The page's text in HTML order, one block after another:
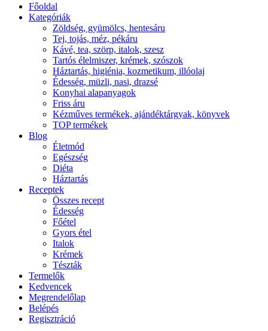
Főoldal
Kategóriák
Zöldség, gyümölcs, hentesáru
Tej, tojás, méz, pékáru
Kávé, tea, szörp, italok, szesz
Tartós élelmiszer, krémek, szószok
Háztartás, higiénia, kozmetikum, illóolaj
Édesség, müzli, nasi, drazsé
Konyhai alapanyagok
Friss áru
Kézműves termékek, ajándéktárgyak, könyvek
TOP termékek
Blog
Életmód
Egészség
Diéta
Háztartás
Receptek
Összes recept
Édesség
Főétel
Gyors étel
Italok
Krémek
Tészták
Termelők
Kedvencek
Megrendelőlap
Belépés
Regisztráció